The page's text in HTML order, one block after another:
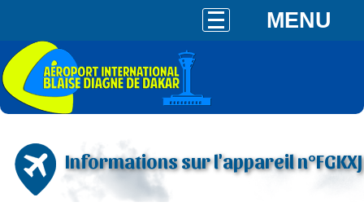
MENU
Informations sur l'appareil n°FGKXJ